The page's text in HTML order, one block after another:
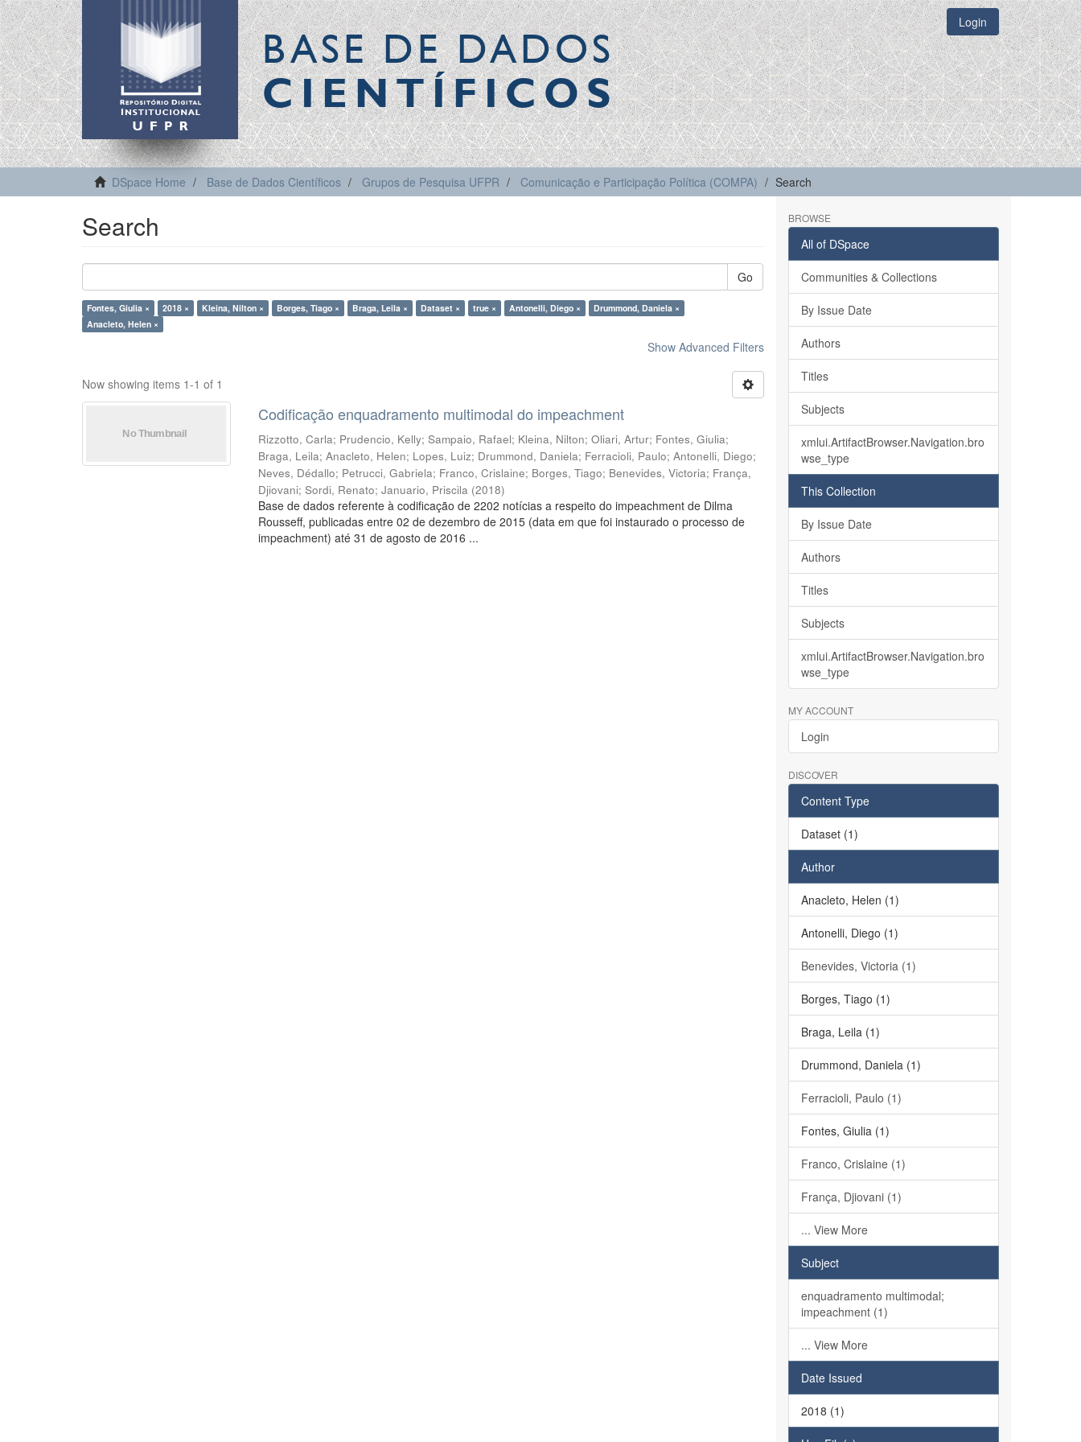
BASE DE DADOS
CIENTÍFICOS
Login
DSpace Home Base de Dados Científicos Grupos de Pesquisa UFPR Comunicação e Participação Política (COMPA) Search
Search
Go
Fontes, Giulia × 2018 × Kleina, Nilton × Borges, Tiago × Braga, Leila × Dataset × true × Antonelli, Diego ×
Drummond, Daniela ×
Anacleto, Helen ×
Show Advanced Filters
Now showing items 1-1 of 1
Codificação enquadramento multimodal do impeachment
Rizzotto, Carla; Prudencio, Kelly;Sampaio, Rafael; Kleina, Nilton;Oliari, Artur; Fontes, Giulia;
Braga, Leila;Anacleto, Helen; Lopes, Luiz; Drummond, Daniela; Ferracioli, Paulo;Antonelli, Diego;
Neves, Dédallo; Petrucci, Gabriela; Franco, Crislaine; Borges, Tiago; Benevides, Victoria; França,
Djiovani;Sordi, Renato;Januario, Priscila (2018)
Base de dados referente à codificação de 2202 notícias a respeito do impeachment de Dilma
Rousseff, publicadas entre 02 de dezembro de 2015 (data em que foi instaurado o processo de
impeachment) até 31 de agosto de 2016 ...
BROWSE
All of DSpace
Communities & Collections
By Issue Date
Authors
Titles
Subjects
xmlui.ArtifactBrowser.Navigation.bro
wse_type
This Collection
By Issue Date
Authors
Titles
Subjects
xmlui.ArtifactBrowser.Navigation.bro
wse_type
MY ACCOUNT
Login
DISCOVER
Content Type
Dataset (1)
Author
Anacleto, Helen (1)
Antonelli, Diego (1)
Benevides, Victoria (1)
Borges, Tiago (1)
Braga, Leila (1)
Drummond, Daniela (1)
Ferracioli, Paulo (1)
Fontes, Giulia (1)
Franco, Crislaine (1)
França, Djiovani (1)
... View More
Subject
enquadramento multimodal;
impeachment (1)
... View More
Date Issued
2018 (1)